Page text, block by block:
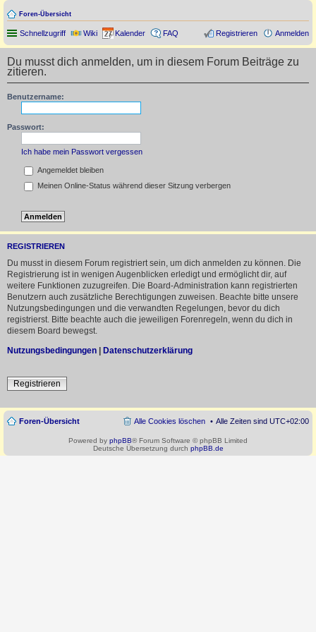
Foren-Übersicht
Schnellzugriff Wiki Kalender FAQ Anmelden
Registrieren
Du musst dich anmelden, um in diesem Forum Beiträge zu
zitieren.
Benutzername:
Passwort:
Ich habe mein Passwort vergessen
Angemeldet bleiben
Meinen Online-Status während dieser Sitzung verbergen
REGISTRIEREN
Du musst in diesem Forum registriert sein, um dich anmelden zu können. Die
Registrierung ist in wenigen Augenblicken erledigt und ermöglicht dir, auf
weitere Funktionen zuzugreifen. Die Board-Administration kann registrierten
Benutzern auch zusätzliche Berechtigungen zuweisen. Beachte bitte unsere
Nutzungsbedingungen und die verwandten Regelungen, bevor du dich
registrierst. Bitte beachte auch die jeweiligen Forenregeln, wenn du dich in
diesem Board bewegst.
Nutzungsbedingungen | Datenschutzerklärung
Registrieren
Foren-Übersicht Alle Zeiten sind UTC+02:00
Alle Cookies löschen
Powered by phpBB® Forum Software © phpBB Limited
Deutsche Übersetzung durch phpBB.de